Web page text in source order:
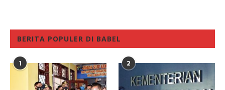
BERITA POPULER DI BABEL
1 2